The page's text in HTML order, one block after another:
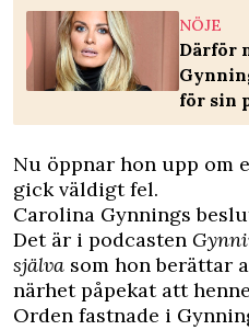
NÖJE
Därför
för sin
Nu öppnar hon upp om
gick väldigt fel.
Carolina Gynnings
Det är i podcasten
själva som hon berättar
närhet påpekat att
Orden fastnade i